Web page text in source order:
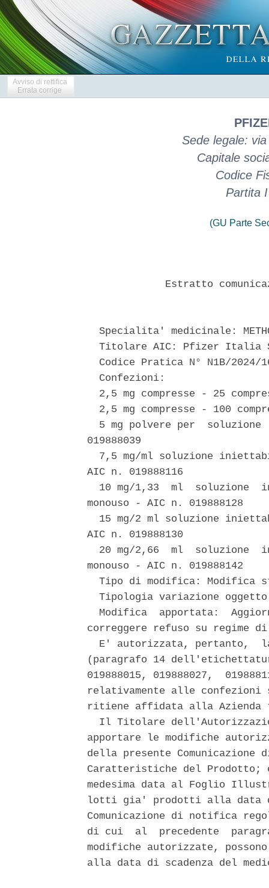
Avviso di rettifica
Errata corrige
Sede legale:
Capitale
Codice
Partita
(GU Parte
Estratto
Specialita' medicinale:
Titolare AIC: Pfizer Italia
Codice Pratica N° N1B/2024/
  Confezioni:
2,5 mg compresse - 25
2,5 mg compresse - 100
5 mg polvere per  soluzione
019888039
7,5 mg/ml soluzione
AIC n. 019888116
10 mg/1,33  ml  soluzione
monouso - AIC n. 019888128
15 mg/2 ml soluzione
AIC n. 019888130
20 mg/2,66  ml  soluzione
monouso - AIC n. 019888142
Tipo di modifica: Modifica
Tipologia variazione
Modifica  apportata:
correggere refuso su regime
E' autorizzata, pertanto,
(paragrafo 14
019888015, 019888027,
relativamente alle
ritiene affidata alla
Il Titolare
apportare le modifiche
della presente
Caratteristiche del
medesima data al Foglio
lotti gia' prodotti alla data
Comunicazione di notifica
di cui  al  precedente
modifiche autorizzate,
alla data di scadenza del